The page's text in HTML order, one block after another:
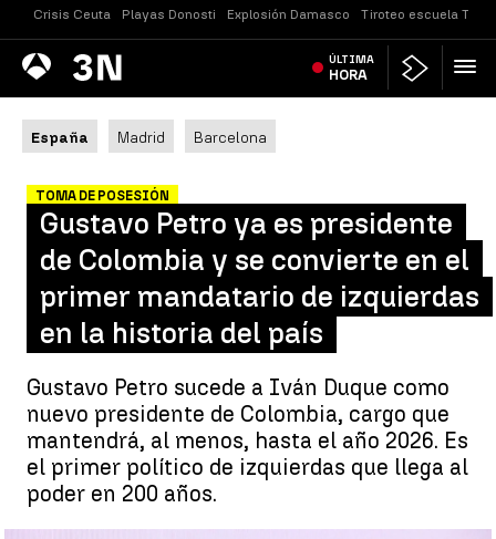
Crisis Ceuta Playas Donosti Explosión Damasco Tiroteo escuela
Antena
3 Noticias ÚLTIMA
HORA
España Madrid Barcelona
TOMA DE POSESIÓN
Gustavo Petro ya es presidente
de Colombia y se convierte en el
primer mandatario de izquierdas
en la historia del país
Gustavo Petro sucede a Iván Duque como
nuevo presidente de Colombia, cargo que
mantendrá, al menos, hasta el año 2026. Es
el primer político de izquierdas que llega al
poder en 200 años.